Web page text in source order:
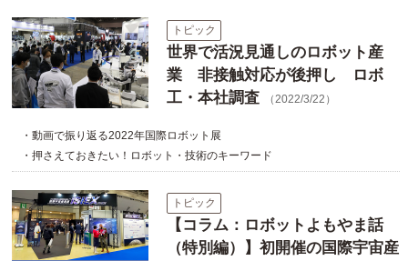
トピック
世界で活況見通しのロボット産
業 非接触対応が後押し ロボ
工・本社調査
（2022/3/22）
・動画で振り返る2022年国際ロボット展
・押さえておきたい！ロボット・技術のキーワード
トピック
【コラム：ロボットよもやま話
（特別編）】初開催の国際宇宙産